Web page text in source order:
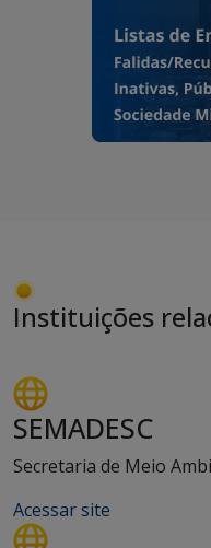
Instituições
SEMADESC
Secretaria de Meio
Acessar site